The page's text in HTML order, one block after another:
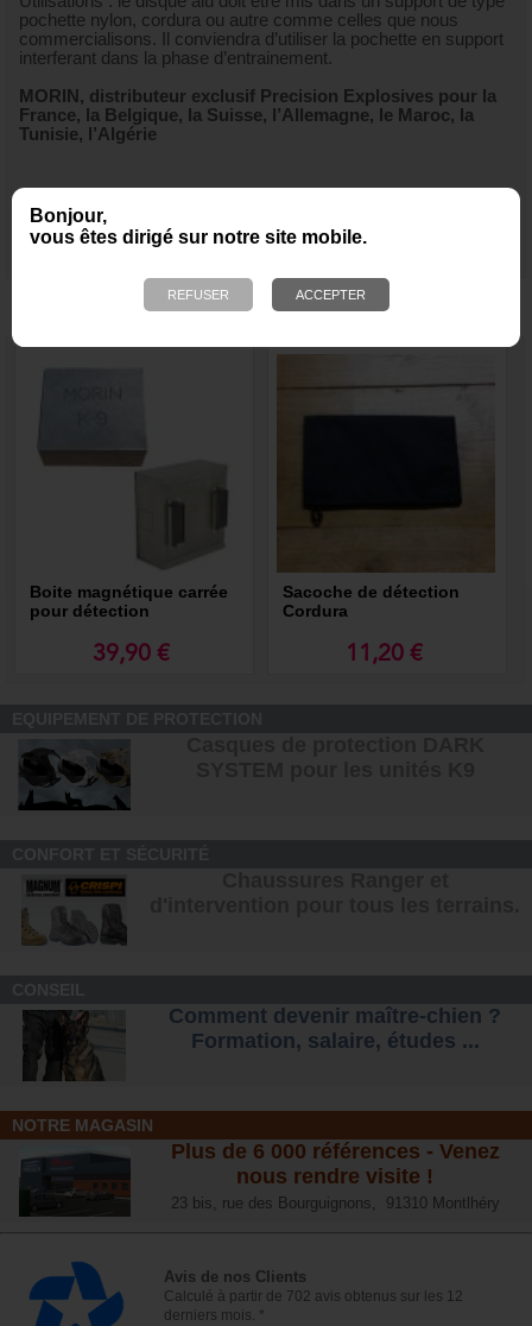
Bonjour,
vous êtes dirigé sur notre site mobile.
pochette nylon, cordura ou autre comme celles que nous
commercialisons. Il conviendra d’utiliser la pochette en support
interferant dans la phase d’entrainement.
MORIN, distributeur exclusif Precision Explosives pour la
France, la Belgique, la Suisse, l’Allemagne, le Maroc, la
Tunisie, l’Algérie
NOUS VOUS RECOMMANDONS ÉGALEMENT
Boite magnétique carrée
pour détection
39,90 €
Sacoche de détection
Cordura
11,20 €
Comment devenir maître-chien ?
Formation, salaire, études ...
NOTRE MAGASIN
Plus de 6 000 références - Venez
nous rendre visite !
23 bis, rue des Bourguignons, 91310 Montlhéry
Avis de nos Clients
Calculé à partir de 702 avis obtenus sur les 12
derniers mois. *